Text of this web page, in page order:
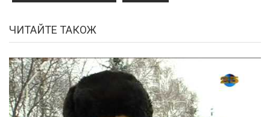
ЧИТАЙТЕ ТАКОЖ